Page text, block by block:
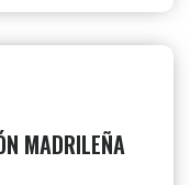
MADRILEÑA